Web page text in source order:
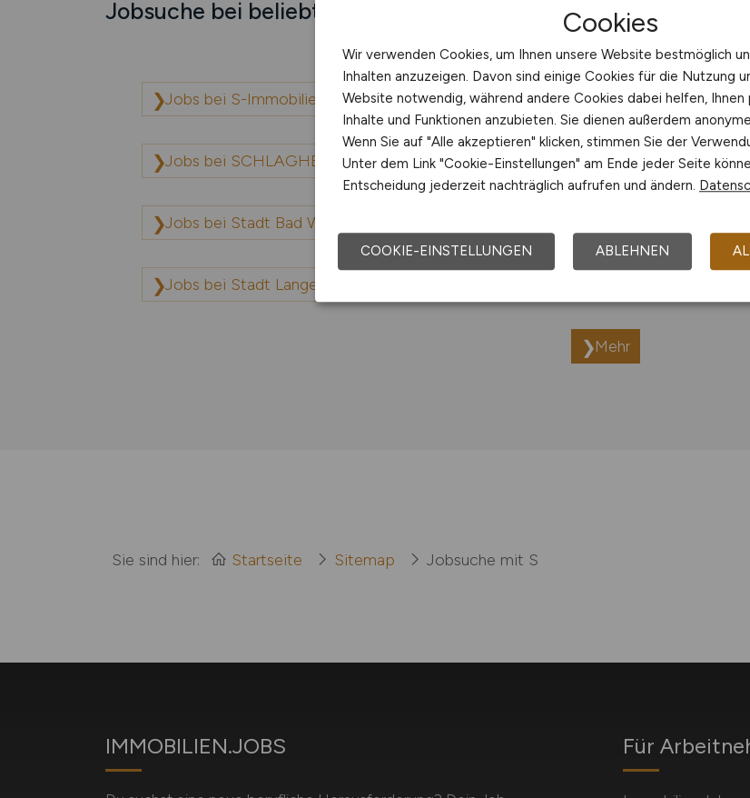
Jobsuche bei beliebten Unternehmen
Jobs bei S-Immobilien GmbH Jobs bei SAUTER Deutschland, Sauter
Jobs bei SCHLAGHECK + RADTKE Executive Consultants GmbH
Jobs bei Stadt Bad Waldsee
Jobs bei Stadt Langenhagen
Mehr
Sie sind hier: Startseite Sitemap Jobsuche mit S
IMMOBILIEN.JOBS Für
Cookies
Wir verwenden Cookies, um Ihnen unsere Website bestmöglich
Inhalten anzuzeigen. Davon sind einige Cookies für die Nutzung
Website notwendig, während andere Cookies dabei helfen, Ihnen
Inhalte und Funktionen anzubieten. Sie dienen außerdem
Wenn Sie auf "Alle akzeptieren" klicken, stimmen Sie der
Unter dem Link "Cookie-Einstellungen" am Ende jeder Seite
Entscheidung jederzeit nachträglich aufrufen und ändern.
COOKIE-EINSTELLUNGEN ABLEHNEN